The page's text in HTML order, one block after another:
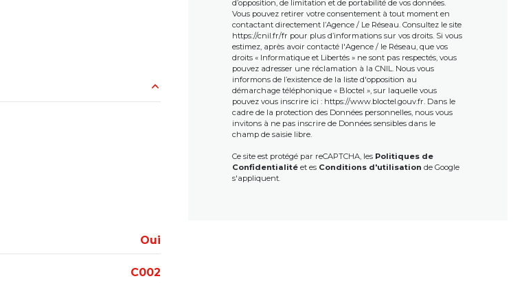
1.9 m²
Oui
C002
d’opposition, de limitation et de portabilité de vos données.
Vous pouvez retirer votre consentement à tout moment en
contactant directement l’Agence / Le Réseau. Consultez le site
https://cnil.fr/fr pour plus d’informations sur vos droits. Si vous
estimez, après avoir contacté l'Agence / le Réseau, que vos
droits « Informatique et Libertés » ne sont pas respectés, vous
pouvez adresser une réclamation à la CNIL. Nous vous
informons de l’existence de la liste d'opposition au
démarchage téléphonique « Bloctel », sur laquelle vous
pouvez vous inscrire ici : https://www.bloctel.gouv.fr . Dans le
cadre de la protection des Données personnelles, nous vous
invitons à ne pas inscrire de Données sensibles dans le
champ de saisie libre.
Ce site est protégé par reCAPTCHA, les Politiques de
Confidentialitéet es Conditions d'utilisation de Google
s'appliquent.